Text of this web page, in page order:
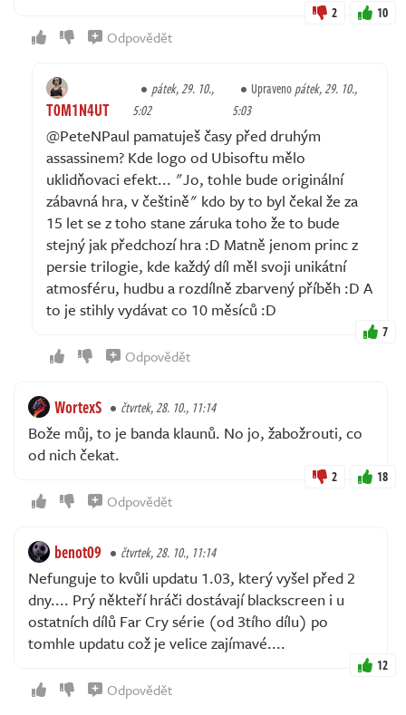
2 10
Odpovědět
T0M1N4UT
pátek, 29. 10.,
5:02
Upravenopátek, 29. 10.,
5:03
@PeteNPaul pamatuješ časy před druhým
assassinem? Kde logo od Ubisoftu mělo
uklidňovaci efekt... "Jo, tohle bude originální
zábavná hra, v češtině" kdo by to byl čekal že za
15 let se z toho stane záruka toho že to bude
stejný jak předchozí hra :D Matně jenom princ z
persie trilogie, kde každý díl měl svoji unikátní
atmosféru, hudbu a rozdílně zbarvený příběh :D A
to je stihly vydávat co 10 měsíců :D
7
Odpovědět
WortexS čtvrtek, 28. 10., 11:14
Bože můj, to je banda klaunů. No jo, žabožrouti, co
od nich čekat.
2 18
Odpovědět
benot09 čtvrtek, 28. 10., 11:14
Nefunguje to kvůli updatu 1.03, který vyšel před 2
dny.... Prý někteří hráči dostávají blackscreen i u
ostatních dílů Far Cry série (od 3tího dílu) po
tomhle updatu což je velice zajímavé....
12
Odpovědět